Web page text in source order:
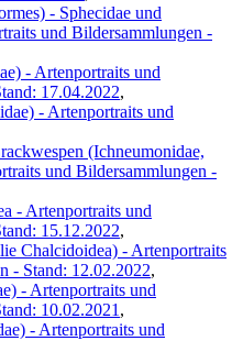
- Sphecidae und
und Bildersammlungen -
- Artenportraits und
17.04.2022,
- Artenportraits und
(Ichneumonidae,
und Bildersammlungen -
- Artenportraits und
15.12.2022,
Chalcidoidea) - Artenportraits
- Stand: 12.02.2022,
- Artenportraits und
10.02.2021 ,
- Artenportraits und